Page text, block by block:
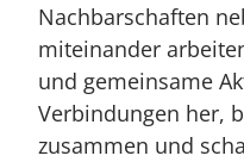
Nachbarschaften
miteinander
und gemeinsame
Verbindungen her,
zusammen und